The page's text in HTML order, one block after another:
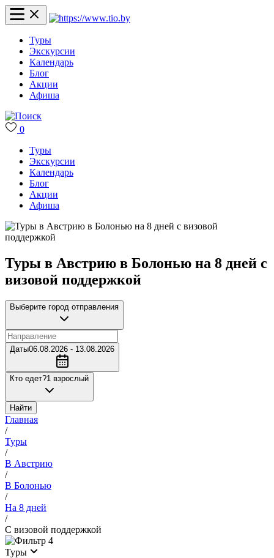
Туры
Экскурсии
Календарь
Блог
Акции
Афиша
0
Туры
Экскурсии
Календарь
Блог
Акции
Афиша
Туры в Австрию в Болонью на 8 дней с
визовой поддержкой
Выберите город отправления
Даты06.08.2026 - 13.08.2026
Кто едет?1 взрослый
Найти
Главная
/
Туры
/
В Австрию
/
В Болонью
/
На 8 дней
/
С визовой поддержкой
4
Туры